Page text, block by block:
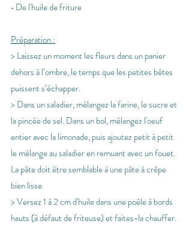
• De l'huile de friture
Préparation :
> Laissez un moment les fleurs dans un panier
dehors à l’ombre, le temps que les petites bêtes
puissent s’échapper.
> Dans un saladier, mélangez la farine, le sucre et
la pincée de sel. Dans un bol, mélangez l'oeuf
entier avec la limonade, puis ajoutez petit à petit
le mélange au saladier en remuant avec un fouet.
La pâte doit être semblable à une pâte à crêpe
bien lisse.
> Versez 1 à 2 cm d'huile dans une poêle à bords
hauts (à défaut de friteuse) et faites-la chauffer.